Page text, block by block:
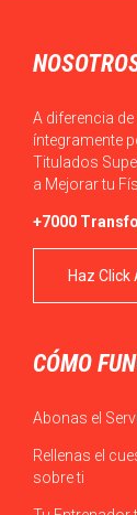
A diferencia
íntegramente
Titulados
a Mejorar tu
+7000
Haz Click
CÓMO
Abonas el
Rellenas el
sobre ti